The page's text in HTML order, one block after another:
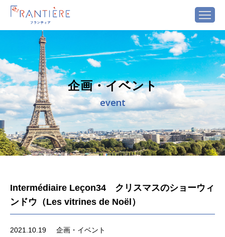
企画・イベント
event
Intermédiaire Leçon34 クリスマスのショーウィ
ンドウ（Les vitrines de Noël）
2021.10.19 企画・イベント